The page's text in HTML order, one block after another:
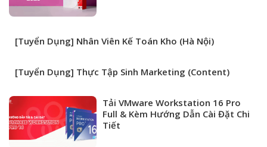
[Tuyển Dụng] Nhân Viên Kế Toán Kho (Hà Nội)
[Tuyển Dụng] Thực Tập Sinh Marketing (Content)
Tải VMware Workstation 16 Pro
Full & Kèm Hướng Dẫn Cài Đặt Chi
Tiết